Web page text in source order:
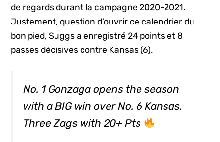
de regards durant la campagne 2020-2021.
Justement, question d’ouvrir ce calendrier du
bon pied, Suggs a enregistré 24 points et 8
passes décisives contre Kansas (6).
No. 1 Gonzaga opens the season
with a BIG win over No. 6 Kansas.
Three Zags with 20+ Pts